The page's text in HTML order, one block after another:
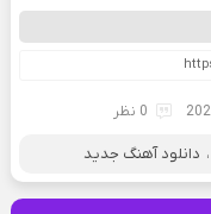
0 نظر
، دانلود آهنگ جدید